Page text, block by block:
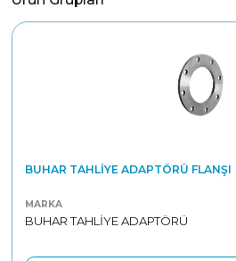
BUHAR TAHLIYE ADAPTÖRÜ FLANŞI
MARKA
BUHAR TAHLİYE ADAPTÖRÜ